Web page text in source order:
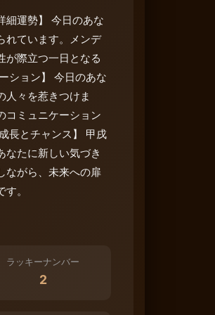
細運勢】 今日のあな
れています。メンデ
が際立つ一日となる
ション】 今日のあな
人々を惹きつけま
コミュニケーション
長とチャンス】 甲戌
なたに新しい気づき
ながら、未来への扉
。
ラッキーナンバー
2